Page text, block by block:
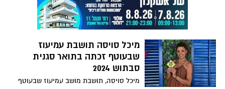
להקמת הגן ולתרומה לעשייה מרגשת זו.
מיכל סויסה תושבת עמיעוז
שבעוטף זכתה בתואר סגנית
סבתוש 2024
מיכל סויסה, תושבת מושב עמיעוז שבעוטף